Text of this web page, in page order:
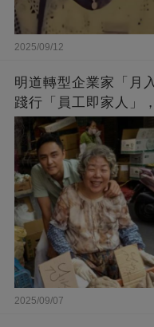
2025/09/12
明道轉型企業家「月
踐行「員工即家人」
闆的福報
2025/09/07